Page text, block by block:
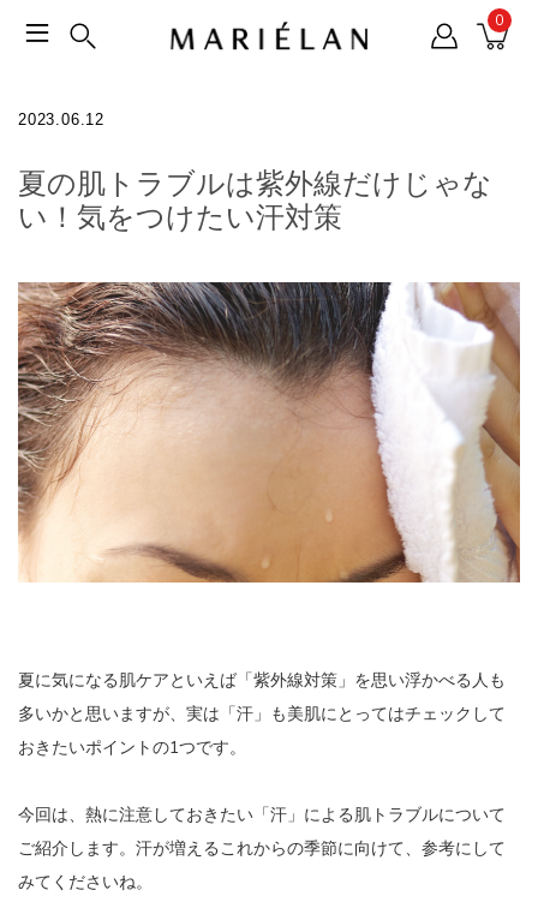
0
2023.06.12
夏の肌トラブルは紫外線だけじゃな
い！気をつけたい汗対策
夏に気になる肌ケアといえば「紫外線対策」を思い浮かべる人も
多いかと思いますが、実は「汗」も美肌にとってはチェックして
おきたいポイントの1つです。
今回は、熱に注意しておきたい「汗」による肌トラブルについて
ご紹介します。汗が増えるこれからの季節に向けて、参考にして
みてくださいね。